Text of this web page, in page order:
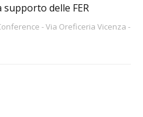
delle FER
- Via Oreficeria Vicenza -